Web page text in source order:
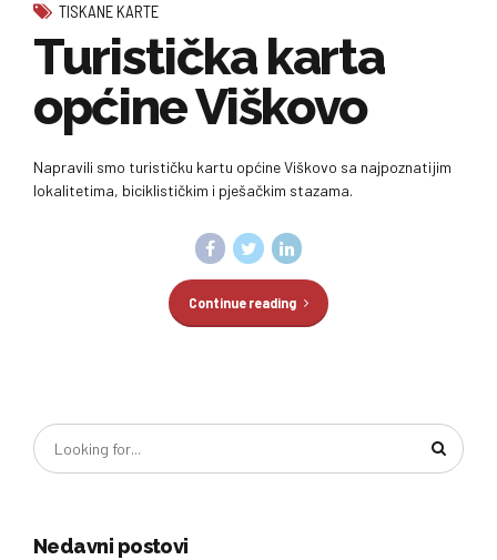
TISKANE KARTE
Turistička karta
općine Viškovo
Napravili smo turističku kartu općine Viškovo sa najpoznatijim
lokalitetima, biciklističkim i pješačkim stazama.
Continue reading
Nedavni postovi